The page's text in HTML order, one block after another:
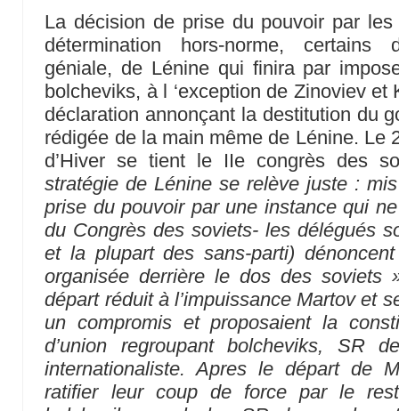
La décision de prise du pouvoir par
détermination hors-norme, certains
géniale, de Lénine qui finira par
bolcheviks, à l ‘exception de Zinoviev et
déclaration annonçant la destitution du
rédigée de la main même de Lénine. Le
d’Hiver se tient le IIe congrès des
stratégie de Lénine se relève juste :
prise du pouvoir par une instance qui
du Congrès des soviets- les délégués
et la plupart des sans-parti)
organisée derrière le dos des soviets
départ réduit à l’impuissance Martov et
un compromis et proposaient la
d’union regroupant bolcheviks, SR
internationaliste. Apres le départ de
ratifier leur coup de force par le